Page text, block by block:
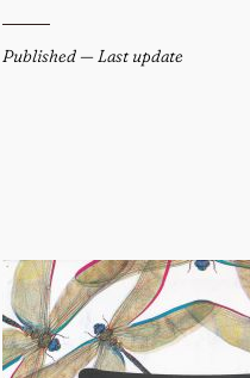
Published— Last update